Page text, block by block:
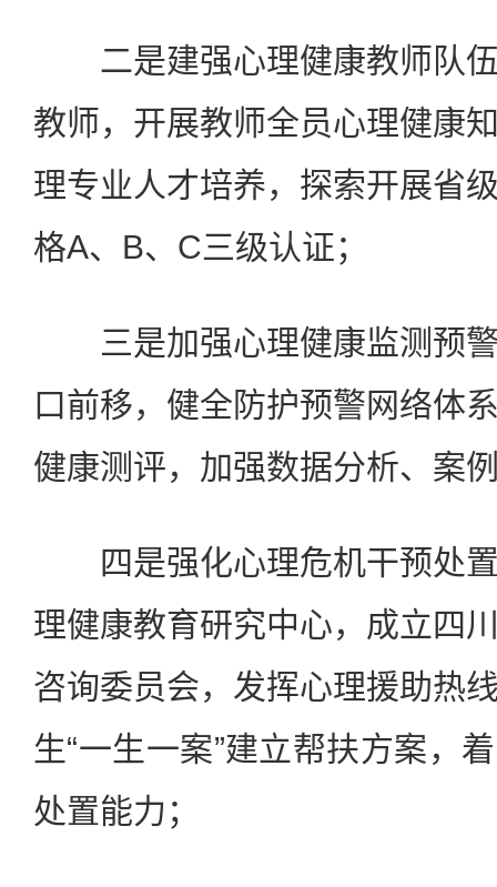
二是建强心理健康教师队伍
教师，开展教师全员心理健康
理专业人才培养，探索开展省
格A、B、C三级认证；
三是加强心理健康监测预警
口前移，健全防护预警网络体
健康测评，加强数据分析、案
四是强化心理危机干预处置
理健康教育研究中心，成立四
咨询委员会，发挥心理援助热
生“一生一案”建立帮扶方案，
处置能力；